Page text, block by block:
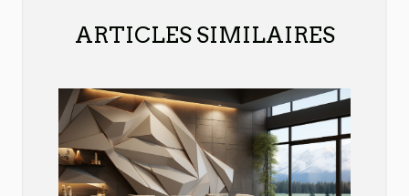
ARTICLES SIMILAIRES